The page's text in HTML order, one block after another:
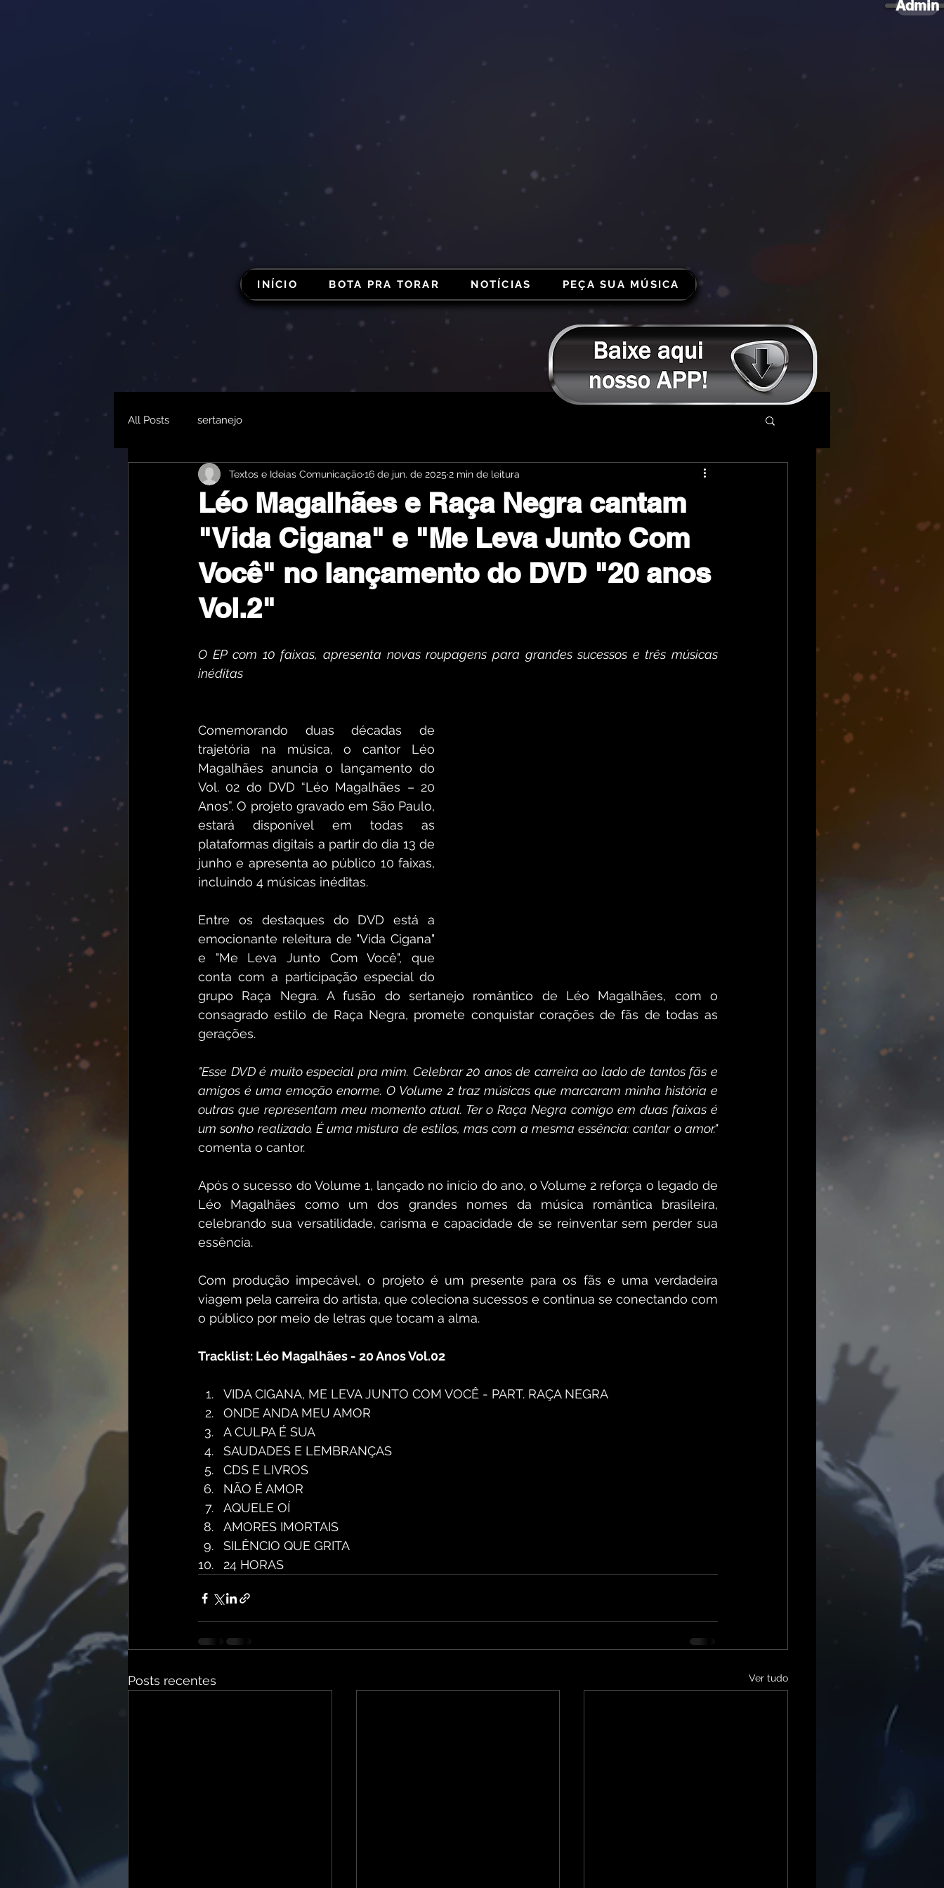
INÍCIO BOTA PRA TORAR NOTÍCIAS PEÇA SUA MÚSICA
Admin
All Posts sertanejo
Léo Magalhães e Raça Negra cantam
"Vida Cigana" e "Me Leva Junto Com
Você" no lançamento do DVD "20 anos
Vol.2"
Textos e Ideias Comunicação16 de jun. de 2025 2 min de leitura
O EP com 10 faixas, apresenta novas roupagens para grandes sucessos e três músicas
inéditas
Comemorando duas décadas de
trajetória na música, o cantor Léo
Magalhães anuncia o lançamento do
Vol. 02 do DVD “Léo Magalhães – 20
Anos”. O projeto gravado em São Paulo,
estará disponível em todas as
plataformas digitais a partir do dia 13 de
junho e apresenta ao público 10 faixas,
incluindo 4 músicas inéditas.
Entre os destaques do DVD está a
emocionante releitura de "Vida Cigana"
e "Me Leva Junto Com Você", que
conta com a participação especial do
grupo Raça Negra. A fusão do sertanejo romântico de Léo Magalhães, com o
consagrado estilo de Raça Negra, promete conquistar corações de fãs de todas as
gerações.
"Esse DVD é muito especial pra mim. Celebrar 20 anos de carreira ao lado de tantos fãs e
amigos é uma emoção enorme. O Volume 2 traz músicas que marcaram minha história e
outras que representam meu momento atual. Ter o Raça Negra comigo em duas faixas é
um sonho realizado. É uma mistura de estilos, mas com a mesma essência: cantar o amor."
comenta o cantor.
Após o sucesso do Volume 1, lançado no início do ano, o Volume 2 reforça o legado de
Léo Magalhães como um dos grandes nomes da música romântica brasileira,
celebrando sua versatilidade, carisma e capacidade de se reinventar sem perder sua
essência.
Com produção impecável, o projeto é um presente para os fãs e uma verdadeira
viagem pela carreira do artista, que coleciona sucessos e continua se conectando com
o público por meio de letras que tocam a alma.
Tracklist: Léo Magalhães - 20 Anos Vol.02
VIDA CIGANA, ME LEVA JUNTO COM VOCÊ - PART. RAÇA NEGRA
ONDE ANDA MEU AMOR
A CULPA É SUA
SAUDADES E LEMBRANÇAS
CDS E LIVROS
NÃO É AMOR
AQUELE OÍ
AMORES IMORTAIS
SILÊNCIO QUE GRITA
24 HORAS
Posts recentes Ver tudo